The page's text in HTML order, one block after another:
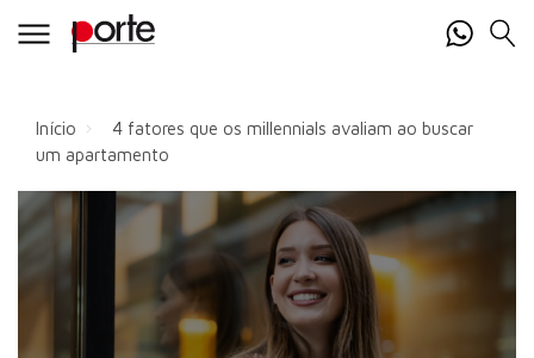
Início
4 fatores que os millennials avaliam ao buscar
um apartamento